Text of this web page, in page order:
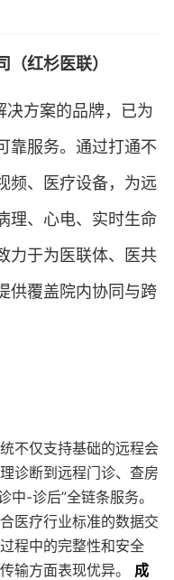
红杉医联）
决方案的品牌，已为
靠服务。通过打通不
频、医疗设备，为远
理、心电、实时生命
力于为医联体、医共
供覆盖院内协同与跨
不仅支持基础的远程会
诊断到远程门诊、查房
中-诊后”全链条服务。
医疗行业标准的数据交
程中的完整性和安全
输方面表现优异。 成